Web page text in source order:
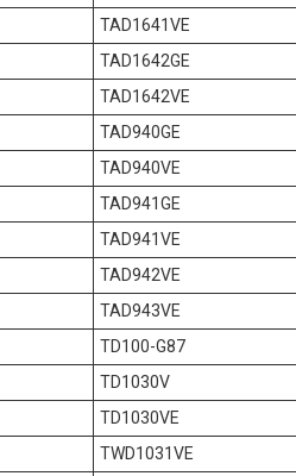
TAD1641VE
TAD1642GE
TAD1642VE
TAD940GE
TAD940VE
TAD941GE
TAD941VE
TAD942VE
TAD943VE
TD100-G87
TD1030V
TD1030VE
TWD1031VE